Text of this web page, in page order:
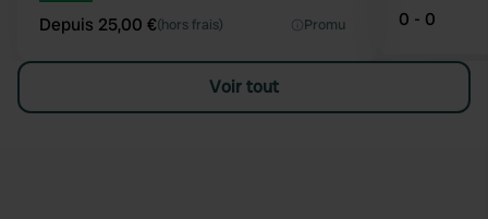
Depuis 25,00 €(hors frais) Promu 0 - 0
Voir tout